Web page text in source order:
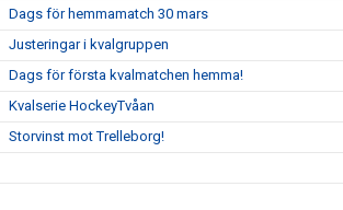
Dags för hemmamatch 30 mars
Justeringar i kvalgruppen
Dags för första kvalmatchen hemma!
Kvalserie HockeyTvåan
Storvinst mot Trelleborg!